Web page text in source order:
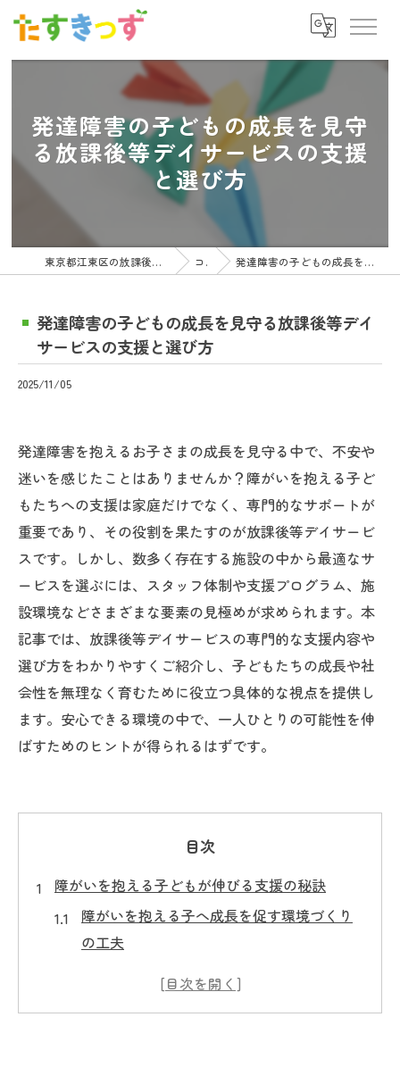
発達障害の子どもの成長を見守
る放課後等デイサービスの支援
と選び方
東京都江東区の放課後等デイサービスの求人ならたすきっず コラム 発達障害の子どもの成長を見守る放課後等デイサービスの支援と選び方
発達障害の子どもの成長を見守る放課後等デイ
サービスの支援と選び方
2025/11/05
発達障害を抱えるお子さまの成長を見守る中で、不安や
迷いを感じたことはありませんか？障がいを抱える子ど
もたちへの支援は家庭だけでなく、専門的なサポートが
重要であり、その役割を果たすのが放課後等デイサービ
スです。しかし、数多く存在する施設の中から最適なサ
ービスを選ぶには、スタッフ体制や支援プログラム、施
設環境などさまざまな要素の見極めが求められます。本
記事では、放課後等デイサービスの専門的な支援内容や
選び方をわかりやすくご紹介し、子どもたちの成長や社
会性を無理なく育むために役立つ具体的な視点を提供し
ます。安心できる環境の中で、一人ひとりの可能性を伸
ばすためのヒントが得られるはずです。
目次
障がいを抱える子どもが伸びる支援の秘訣
障がいを抱える子へ成長を促す環境づくり
の工夫
発達障害に寄り添う放課後等デイサービス